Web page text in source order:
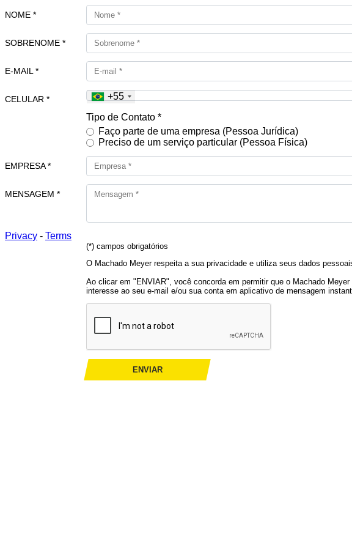
NOME *
SOBRENOME *
E-MAIL *
CELULAR *
+55
Tipo de Contato *
Faço parte de uma empresa (Pessoa Jurídica)
Preciso de um serviço particular (Pessoa Física)
EMPRESA *
MENSAGEM *
Privacy - Terms
(*) campos obrigatórios
O Machado Meyer respeita a sua privacidade e utiliza seus dados
Ao clicar em "ENVIAR", você concorda em permitir que o Machado
interesse ao seu e-mail e/ou sua conta em aplicativo de mensagem
ENVIAR